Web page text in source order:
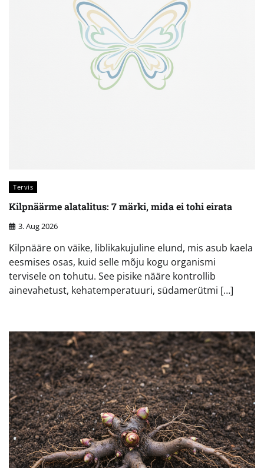
Tervis
Kilpnäärme alatalitus: 7 märki, mida ei tohi eirata
3. Aug 2026
Kilpnääre on väike, liblikakujuline elund, mis asub kaela
eesmises osas, kuid selle mõju kogu organismi
tervisele on tohutu. See pisike nääre kontrollib
ainevahetust, kehatemperatuuri, südamerütmi […]